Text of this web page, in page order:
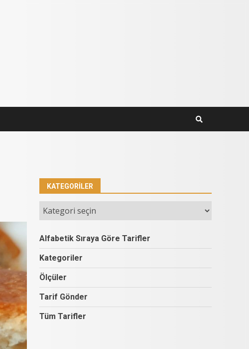
KATEGORILER
Kategoriler
Alfabetik Sıraya Göre Tarifler
Kategoriler
Ölçüler
Tarif Gönder
Tüm Tarifler